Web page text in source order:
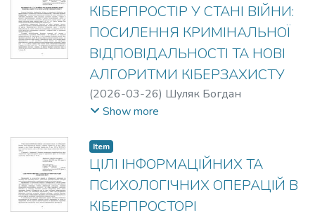
КІБЕРПРОСТІР У СТАНІ ВІЙНИ:
ПОСИЛЕННЯ КРИМІНАЛЬНОЇ
ВІДПОВІДАЛЬНОСТІ ТА НОВІ
АЛГОРИТМИ КІБЕРЗАХИСТУ
(2026-03-26) Шуляк Богдан
Андрійович
Show more
Item
ЦІЛІ ІНФОРМАЦІЙНИХ ТА
ПСИХОЛОГІЧНИХ ОПЕРАЦІЙ В
КІБЕРПРОСТОРІ